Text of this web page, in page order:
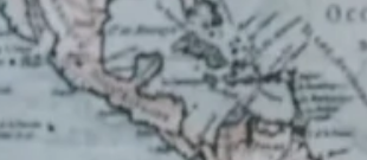
en goedlachse collega
overzicht bewaren. Klantcontact
daar juist de uitdaging in. Ik heb
wanneer ik voor een